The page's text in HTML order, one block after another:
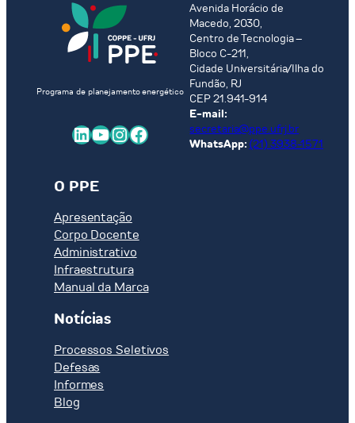
Programa de planejamento energético
LinkedIn Youtube InstagramFacebook
Avenida Horácio de
Macedo, 2030,
Centro de Tecnologia –
Bloco C-211,
Cidade Universitária/Ilha do
Fundão, RJ
CEP 21.941-914
E-mail:
secretaria@ppe.ufrj.br
WhatsApp: (21) 3938-1571
O PPE
Apresentação
Corpo Docente
Administrativo
Infraestrutura
Manual da Marca
Notícias
Processos Seletivos
Defesas
Informes
Blog